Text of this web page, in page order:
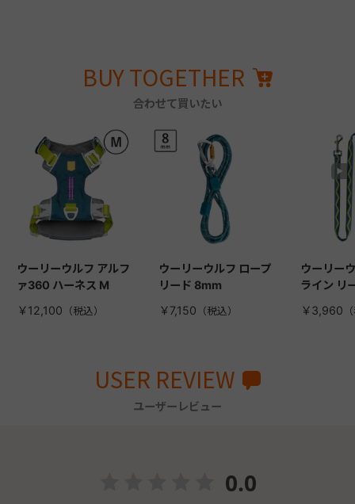
BUY TOGETHER
合わせて買いたい
ウーリーウルフ アルフ
ァ360 ハーネス M
￥12,100
ウーリーウルフ ロープ
リード 8mm
￥7,150
ウーリー
ライン リ
￥3,960
USER REVIEW
ユーザーレビュー
0.0